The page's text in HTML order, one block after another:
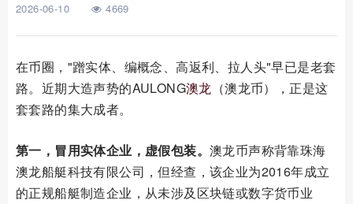
2026-06-10 4669
在币圈，"蹭实体、编概念、高返利、拉人头"早已是老套
路。近期大造声势的AULONG澳龙 （澳龙币），正是这
套套路的集大成者。
第一，冒用实体企业，虚假包装。 澳龙币声称背靠珠海
澳龙船艇科技有限公司，但经查，该企业为2016年成立
的正规船艇制造企业，从未涉及区块链或数字货币业